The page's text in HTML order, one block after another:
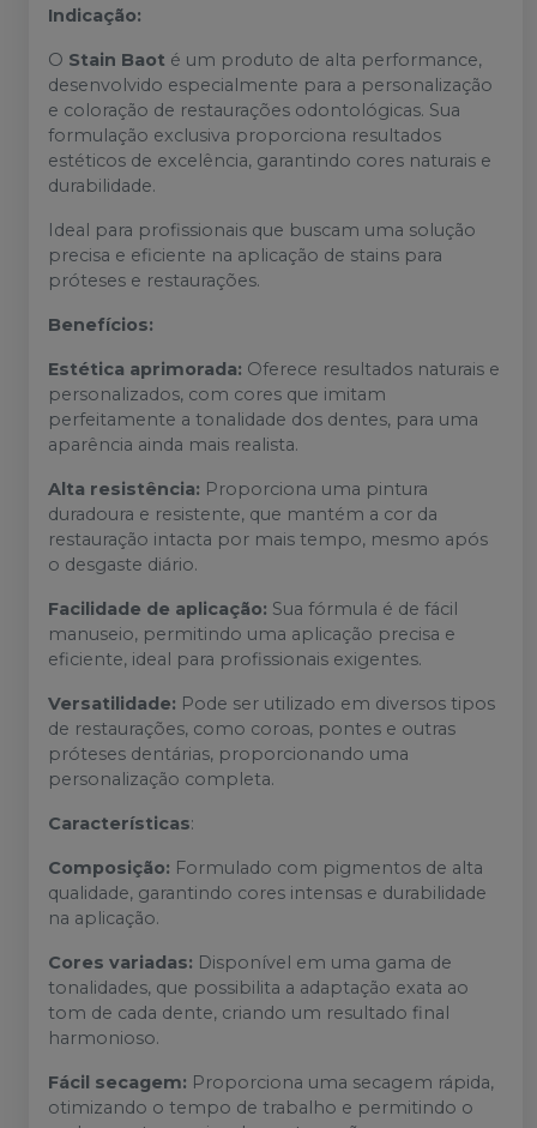
Indicação:
O Stain Baot é um produto de alta performance,
desenvolvido especialmente para a personalização
e coloração de restaurações odontológicas. Sua
formulação exclusiva proporciona resultados
estéticos de excelência, garantindo cores naturais e
durabilidade.
Ideal para profissionais que buscam uma solução
precisa e eficiente na aplicação de stains para
próteses e restaurações.
Benefícios:
Estética aprimorada: Oferece resultados naturais e
personalizados, com cores que imitam
perfeitamente a tonalidade dos dentes, para uma
aparência ainda mais realista.
Alta resistência: Proporciona uma pintura
duradoura e resistente, que mantém a cor da
restauração intacta por mais tempo, mesmo após
o desgaste diário.
Facilidade de aplicação: Sua fórmula é de fácil
manuseio, permitindo uma aplicação precisa e
eficiente, ideal para profissionais exigentes.
Versatilidade: Pode ser utilizado em diversos tipos
de restaurações, como coroas, pontes e outras
próteses dentárias, proporcionando uma
personalização completa.
Características:
Composição: Formulado com pigmentos de alta
qualidade, garantindo cores intensas e durabilidade
na aplicação.
Cores variadas: Disponível em uma gama de
tonalidades, que possibilita a adaptação exata ao
tom de cada dente, criando um resultado final
harmonioso.
Fácil secagem: Proporciona uma secagem rápida,
otimizando o tempo de trabalho e permitindo o